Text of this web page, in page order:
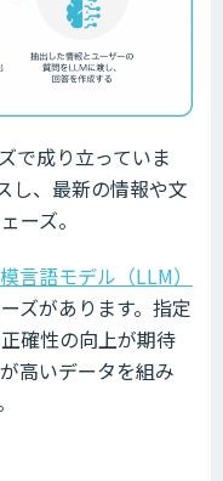
で成り立っていま
し、最新の情報や文
ーズ。
言語モデル（LLM）
ズがあります。指定
確性の向上が期待
高いデータを組み